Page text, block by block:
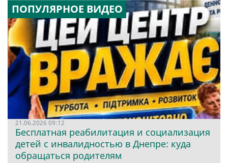
ПОПУЛЯРНОЕ ВИДЕО
21.06.2026 09:12
Бесплатная реабилитация и социализация
детей с инвалидностью в Днепре: куда
обращаться родителям